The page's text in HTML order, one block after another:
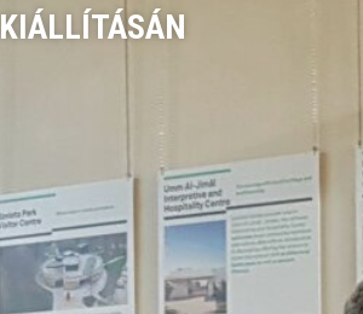
KIÁLLÍTÁSÁN